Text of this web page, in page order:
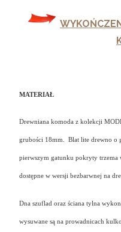
MATERIAŁ
Drewniana komoda z kolekcji
grubości 18mm. Blat lite drewno o
pierwszym gatunku pokryty trzema
dostępne w wersji bezbarwnej na
Dna szuflad oraz ściana tylna
wysuwane są na prowadnicach